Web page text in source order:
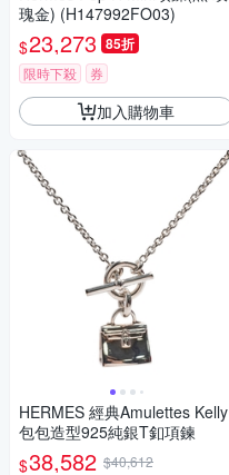
瑰金) (H147992FO03)
$23,273 85折
限時下殺 券
加入購物車
HERMES 經典Amulettes Kelly
包包造型925純銀T釦項鍊
$38,582 $40,612